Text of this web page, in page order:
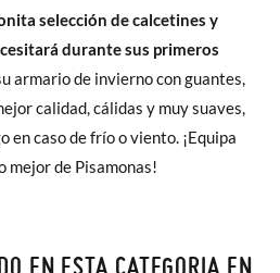
selección de calcetines y
durante sus primeros
armario de invierno con guantes,
calidad, cálidas y muy suaves,
en caso de frío o viento. ¡Equipa
mejor de Pisamonas!
EN ESTA CATEGORIA EN